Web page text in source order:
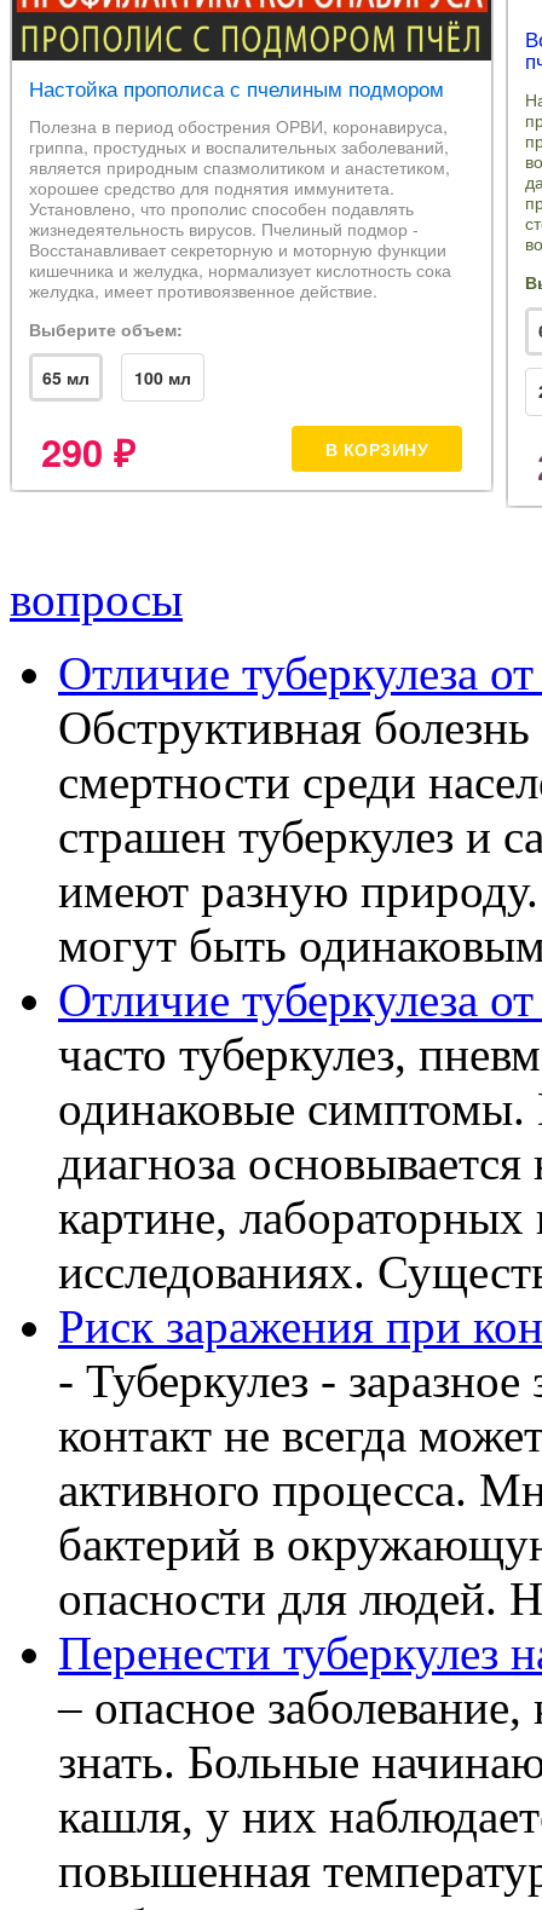
вопросы
Отличие туберкулеза
Обструктивная
смертности среди
страшен туберкулез и
имеют разную
могут быть
Отличие туберкулеза
часто туберкулез,
одинаковые симптомы.
диагноза
картине, лабораторных
исследованиях.
Риск заражения при
- Туберкулез -
контакт не всегда
активного процесса.
бактерий в
опасности для людей.
Перенести туберкулез
– опасное
знать. Больные
кашля, у них
повышенная